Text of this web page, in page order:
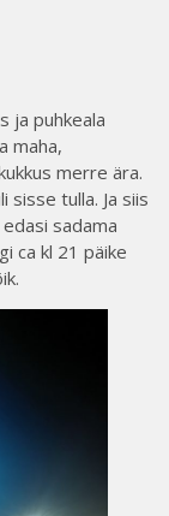
ja puhkeala
maha,
merre ära.
tulla. Ja siis
sadama
ca kl 21 päike